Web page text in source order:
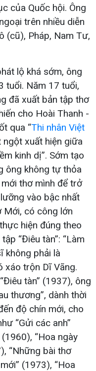
của Quốc hội. Ông
trên nhiều diễn
(cũ), Pháp, Nam Tư,
lộ khá sớm, ông
tuổi. Năm 17 tuổi,
đã xuất bản tập thơ
cho Hoài Thanh -
qua “Thi nhân Việt
ngột xuất hiện giữa
kinh dị”. Sớm tạo
ông không tự thỏa
thơ mình để trở
vào bậc nhất
Mới, có công lớn
hiện đúng theo
“Điêu tàn”: “Làm
không phải là
xáo trộn Dĩ Vãng.
tàn” (1937), ông
thương”, dành thời
độ chín mới, cho
“Gửi các anh”
“Hoa ngày
“Những bài thơ
(1973), “Hoa